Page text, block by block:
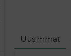
Uusimmat